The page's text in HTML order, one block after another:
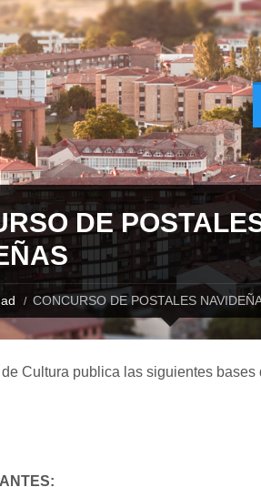
DE
CONCURSO DE POSTALES
Cultura publica las siguientes